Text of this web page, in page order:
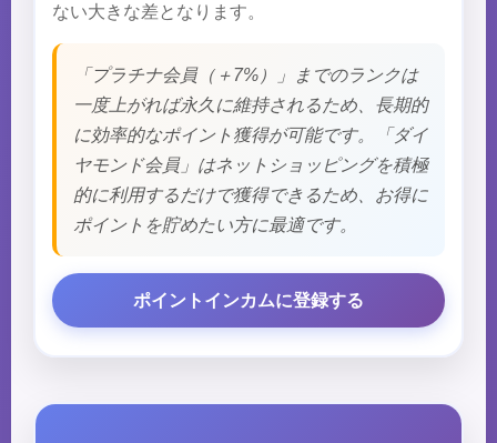
ない大きな差となります。
「プラチナ会員（＋7%）」までのランクは
一度上がれば永久に維持されるため、長期的
に効率的なポイント獲得が可能です。「ダイ
ヤモンド会員」はネットショッピングを積極
的に利用するだけで獲得できるため、お得に
ポイントを貯めたい方に最適です。
ポイントインカムに登録する